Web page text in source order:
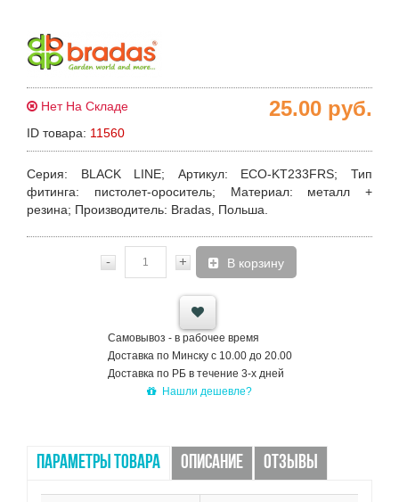
Нет На Складе
ID товара: 11560
25.00 руб.
Серия: BLACK LINE; Артикул: ECO-KT233FRS;Тип
фитинга: пистолет-ороситель; Материал: металл +
резина; Производитель: Bradas, Польша.
- + В корзину
Самовывоз - в рабочее время
Доставка по Минску с 10.00 до 20.00
Доставка по РБ в течение 3-х дней
Нашли дешевле?
ПАРАМЕТРЫ ТОВАРА ОПИСАНИЕ ОТЗЫВЫ